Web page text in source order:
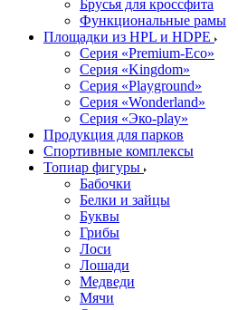
Брусья для кроссфита
Функциональные рамы
Площадки из HPL и HDPE
Серия «Premium-Eco»
Серия «Kingdom»
Серия «Playground»
Серия «Wonderland»
Серия «Эко-play»
Продукция для парков
Спортивные комплексы
Топиар фигуры
Бабочки
Белки и зайцы
Буквы
Грибы
Лоси
Лошади
Медведи
Мячи